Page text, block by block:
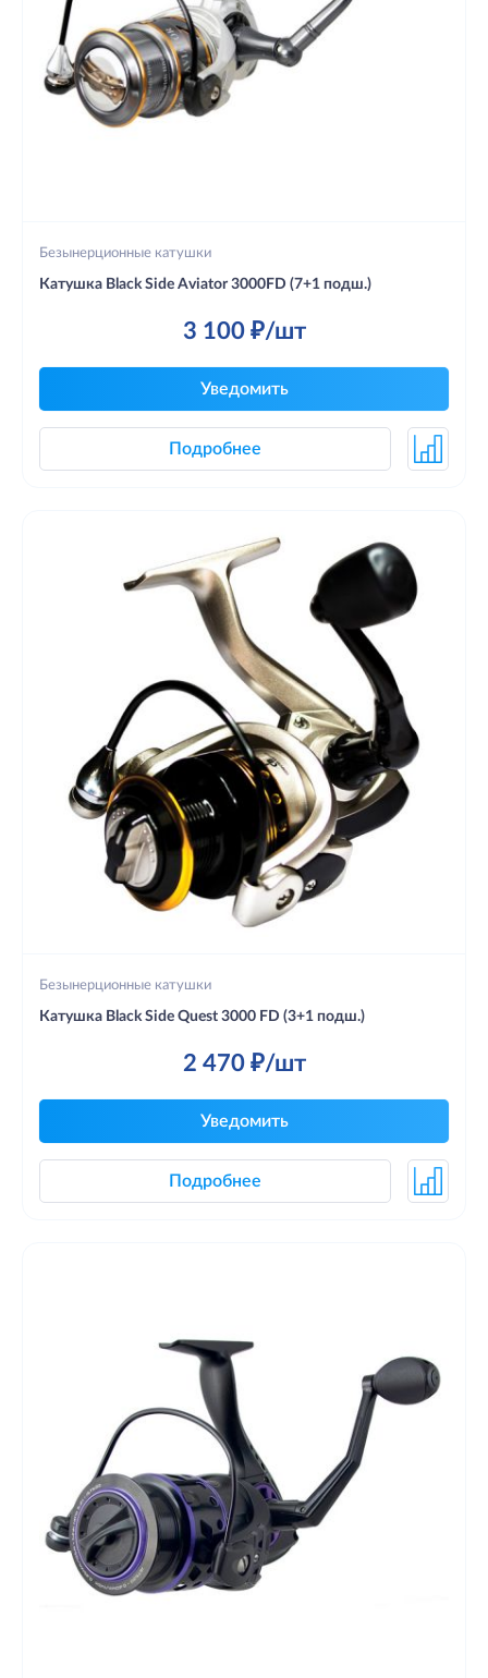
Безынерционные катушки
Катушка Black Side Aviator 3000FD (7+1 подш.)
3 100 ₽/шт
Уведомить
Подробнее
Безынерционные катушки
Катушка Black Side Quest 3000 FD (3+1 подш.)
2 470 ₽/шт
Уведомить
Подробнее